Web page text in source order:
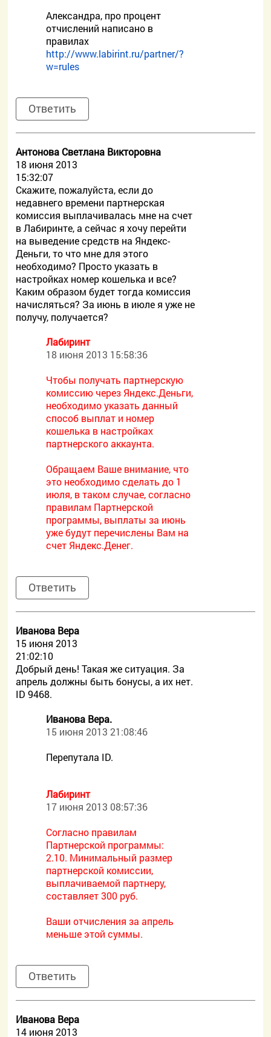
Александра, про процент
отчислений написано в
правилах
http://www.labirint.ru/partner/?
w=rules
Ответить
Антонова Светлана Викторовна
18 июня 2013
15:32:07
Скажите, пожалуйста, если до
недавнего времени партнерская
комиссия выплачивалась мне на счет
в Лабиринте, а сейчас я хочу перейти
на выведение средств на Яндекс-
Деньги, то что мне для этого
необходимо? Просто указать в
настройках номер кошелька и все?
Каким образом будет тогда комиссия
начисляться? За июнь в июле я уже не
получу, получается?
Лабиринт
18 июня 2013 15:58:36
Чтобы получать партнерскую
комиссию через Яндекс.Деньги,
необходимо указать данный
способ выплат и номер
кошелька в настройках
партнерского аккаунта.
Обращаем Ваше внимание, что
это необходимо сделать до 1
июля, в таком случае, согласно
правилам Партнерской
программы, выплаты за июнь
уже будут перечислены Вам на
счет Яндекс.Денег.
Ответить
Иванова Вера
15 июня 2013
21:02:10
Добрый день! Такая же ситуация. За
апрель должны быть бонусы, а их нет.
ID 9468.
Иванова Вера.
15 июня 2013 21:08:46
Перепутала ID.
Лабиринт
17 июня 2013 08:57:36
Согласно правилам
Партнерской программы:
2.10. Минимальный размер
партнерской комиссии,
выплачиваемой партнеру,
составляет 300 руб.
Ваши отчисления за апрель
меньше этой суммы.
Ответить
Иванова Вера
14 июня 2013